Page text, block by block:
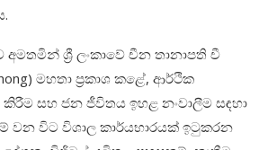
.
අමතමින් ශ් ලංකාවේ චීන තානාපති චී
මහතා ප්රකාශ කළේ, ආර්ථික
කිරීම සහ ජන ජීවිතය ඉහළ නංවාලීම සඳහා
වන විට විශාල කාර්යභාරයක් ඉටුකරන